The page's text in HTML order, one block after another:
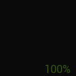
100%